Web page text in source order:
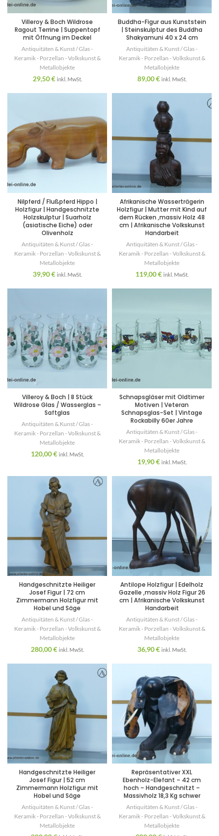
Villeroy & Boch Wildrose
Ragout Terrine | Suppentopf
mit Öffnung im Deckel
Antiquitäten & Kunst / Glas -
Keramik - Porzellan - Volkskunst &
Metallobjekte
29,50€ inkl. MwSt.
Buddha-Figur aus Kunststein
| Steinskulptur des Buddha
Shakyamuni 40 x 24 cm
Antiquitäten & Kunst / Glas -
Keramik - Porzellan - Volkskunst &
Metallobjekte
89,00€ inkl. MwSt.
Nilpferd / Flußpferd Hippo |
Holzfigur | Handgeschnitzte
Holzskulptur | Suarholz
(asiatische Eiche) oder
Olivenholz
Antiquitäten & Kunst / Glas -
Keramik - Porzellan - Volkskunst &
Metallobjekte
39,90€ inkl. MwSt.
Afrikanische Wasserträgerin
Holzfigur | Mutter mit Kind auf
dem Rücken ,massiv Holz 48
cm | Afrikanische Volkskunst
Handarbeit
Antiquitäten & Kunst / Glas -
Keramik - Porzellan - Volkskunst &
Metallobjekte
119,00€ inkl. MwSt.
Villeroy & Boch | 8 Stück
Wildrose Glas / Wasserglas –
Saftglas
Antiquitäten & Kunst / Glas -
Keramik - Porzellan - Volkskunst &
Metallobjekte
120,00€ inkl. MwSt.
Schnapsgläser mit Oldtimer
Motiven | Veteran
Schnapsglas-Set | Vintage
Rockabilly 60er Jahre
Antiquitäten & Kunst / Glas -
Keramik - Porzellan - Volkskunst &
Metallobjekte
19,90€ inkl. MwSt.
Handgeschnitzte Heiliger
Josef Figur | 72 cm
Zimmermann Holzfigur mit
Hobel und Säge
Antiquitäten & Kunst / Glas -
Keramik - Porzellan - Volkskunst &
Metallobjekte
280,00€ inkl. MwSt.
Antilope Holzfigur | Edelholz
Gazelle ,massiv Holz Figur 26
cm | Afrikanische Volkskunst
Handarbeit
Antiquitäten & Kunst / Glas -
Keramik - Porzellan - Volkskunst &
Metallobjekte
36,90€ inkl. MwSt.
Handgeschnitzte Heiliger
Josef Figur | 52 cm
Zimmermann Holzfigur mit
Hobel und Säge
Antiquitäten & Kunst / Glas -
Keramik - Porzellan - Volkskunst &
Metallobjekte
Repräsentativer XXL
Ebenholz-Elefant – 42 cm
hoch – Handgeschnitzt –
Massivholz 18,3 Kg schwer
Antiquitäten & Kunst / Glas -
Keramik - Porzellan - Volkskunst &
Metallobjekte